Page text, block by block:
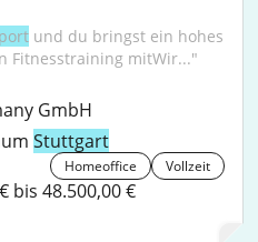
und du bringst ein hohes
Fitnesstraining mitWir..."
GmbH
Stuttgart
Homeoffice Vollzeit
bis 48.500,00 €